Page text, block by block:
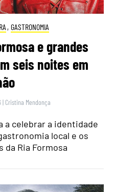
, GASTRONOMIA
e grandes
seis noites em
| Cristina Mendonça
a celebrar a identidade
local e os
Ria Formosa